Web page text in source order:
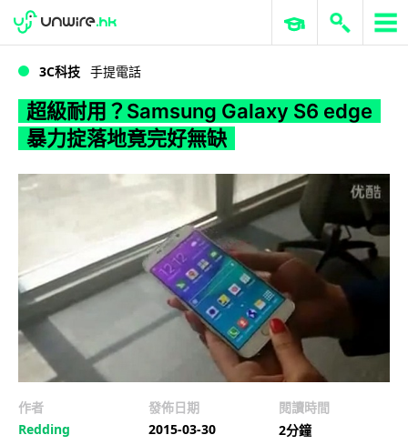
WWDC 2026 ERP 與商業 AI
3C科技 手提電話
超級耐用？Samsung Galaxy S6 edge
暴力掟落地竟完好無缺
作者
Redding
發佈日期
2015-03-30
閱讀時間
2分鐘